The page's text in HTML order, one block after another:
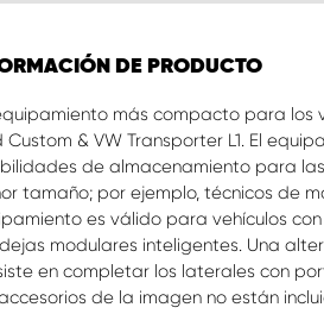
DE PRODUCTO
más compacto para los
Custom & VW Transporter L1. El
de almacenamiento para
tamaño; por ejemplo, técnicos de
es válido para vehículos
modulares inteligentes. Una
en completar los laterales con
de la imagen no están